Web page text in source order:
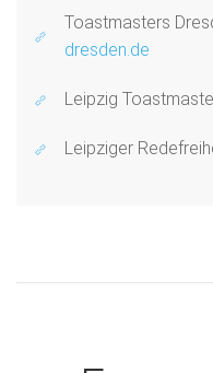
Toastmasters
dresden.de
Leipzig
Leipziger